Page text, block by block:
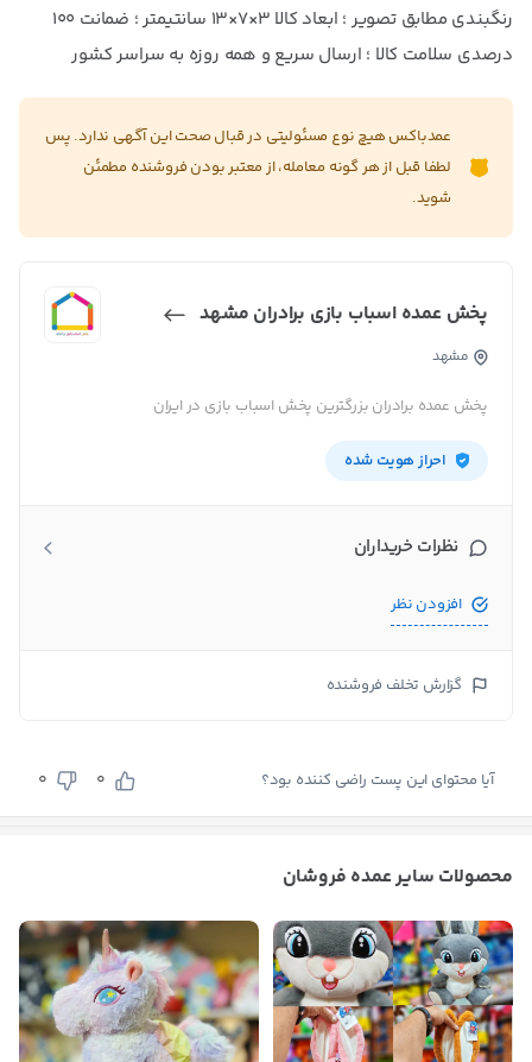
رنگبندی مطابق تصویر ؛ ابعاد کالا ۳×7×13 سانتیمتر ؛ ضمانت ۱۰۰
درصدی سلامت کالا ؛ ارسال سریع و همه روزه به سراسر کشور
عمدباکس هیچ نوع مسئولیتی در قبال صحت این آگهی ندارد. پس
لطفا قبل از هر گونه معامله، از معتبر بودن فروشنده مطمئن
شوید.
پخش عمده اسباب بازی برادران مشهد
مشهد
پخش عمده برادران بزرگترین پخش اسباب بازی در ایران
احراز هویت شده
نظرات خریداران
افزودن نظر
گزارش تخلف فروشنده
آیا محتوای این پست راضی کننده بود؟ 0
0
محصولات سایر عمده فروشان
بستن